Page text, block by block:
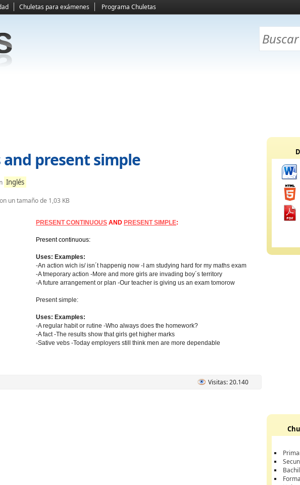
Chuletas para exámenes Programa Chuletas
present simple
Inglés
un tamaño de 1,03 KB
PRESENT CONTINUOUS AND PRESENT SIMPLE:
Present continuous:
Uses: Examples:
-An action wich is/ isn´t happenig now -I am studying hard for my maths exam
-A tmeporary action -More and more girls are invading boy´s territory
-A future arrangement or plan -Our teacher is giving us an exam tomorow
Present simple:
Uses: Examples:
-A regular habit or rutine -Who always does the homework?
-A fact -The results show that girls get higher marks
-Sative vebs -Today employers still think men are more dependable
Visitas: 20.140